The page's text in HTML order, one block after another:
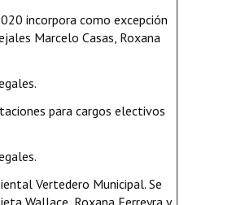
incorpora como excepción
Marcelo Casas, Roxana
para cargos electivos
Vertedero Municipal. Se
Wallace, Roxana Ferreyra y